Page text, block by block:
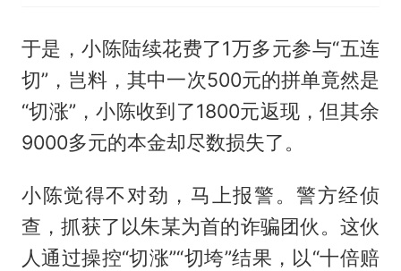
于是，小陈陆续花费了1万多元参与“五连
切”，岂料，其中一次500元的拼单竟然是
“切涨”，小陈收到了1800元返现，但其余
9000多元的本金却尽数损失了。
小陈觉得不对劲，马上报警。警方经侦
查，抓获了以朱某为首的诈骗团伙。这伙
人通过操控“切涨”“切垮”结果，以“十倍赔